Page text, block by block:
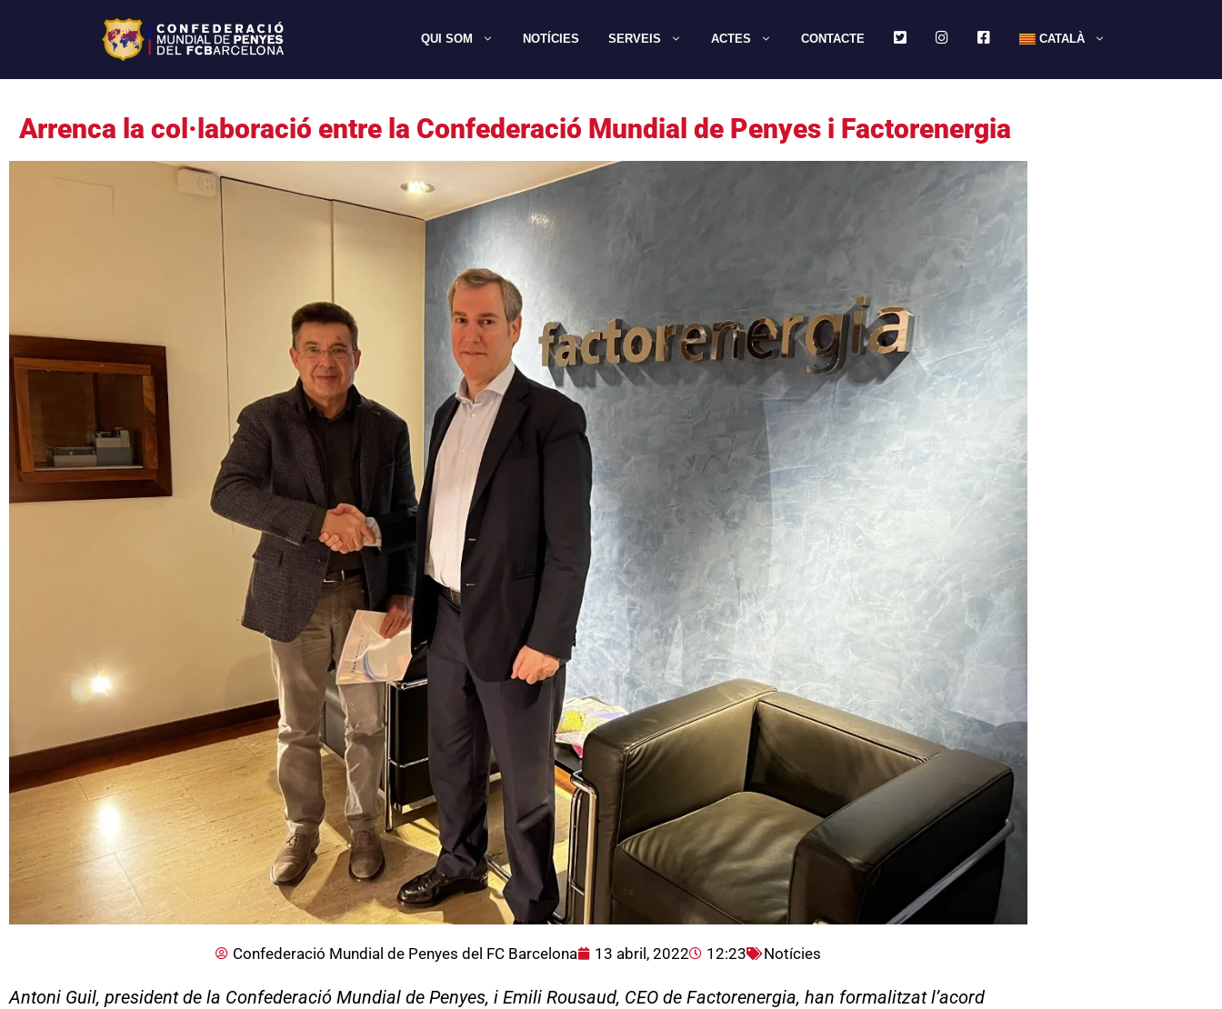
QUI SOM NOTÍCIES SERVEIS ACTES CONTACTE TWITTERINSTAGRAMFACEBOOKCATALÀ
Arrenca la col·laboració entre la Confederació Mundial de Penyes i Factorenergia
Confederació Mundial de Penyes del FC Barcelona 13 abril, 2022 12:23 Notícies
Antoni Guil, president de la Confederació Mundial de Penyes, i Emili Rousaud, CEO de Factorenergia, han formalitzat l’acord